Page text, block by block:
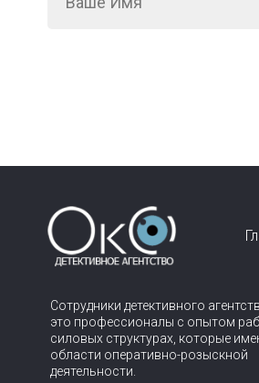
Сотрудники детективного
это профессионалы с опытом
силовых структурах, которые
области оперативно-розыскной
деятельности.